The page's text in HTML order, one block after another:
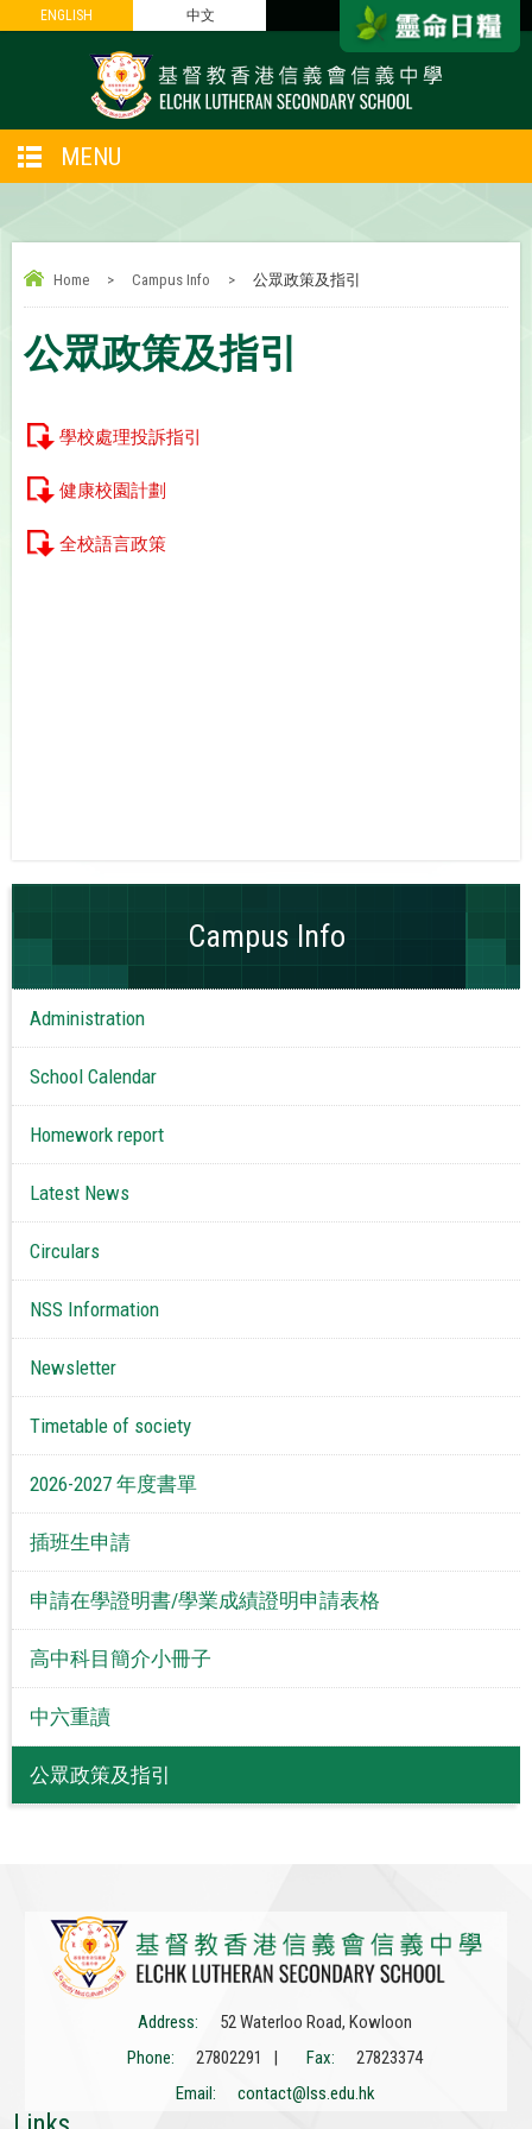
ENGLISH 中文
ENGLISH 中文
MENU
Home > Campus Info > 公眾政策及指引
公眾政策及指引
學校處理投訴指引
健康校園計劃
全校語言政策
Campus Info
Administration
School Calendar
Homework report
Latest News
Circulars
NSS Information
Newsletter
Timetable of society
2026-2027 年度書單
插班生申請
申請在學證明書/學業成績證明申請表格
高中科目簡介小冊子
中六重讀
公眾政策及指引
Address:
52 Waterloo Road, Kowloon
Phone:
27802291 | Fax:
27823374
Email:
contact@lss.edu.hk